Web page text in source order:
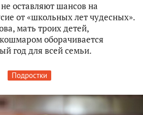
оставляют шансов на
от «школьных лет чудесных».
мать троих детей,
оборачивается
год для всей семьи.
Подростки